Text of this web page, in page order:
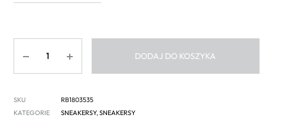
DODAJ DO KOSZYKA
SKU
RB1803535
KATEGORIE
SNEAKERSY,SNEAKERSY